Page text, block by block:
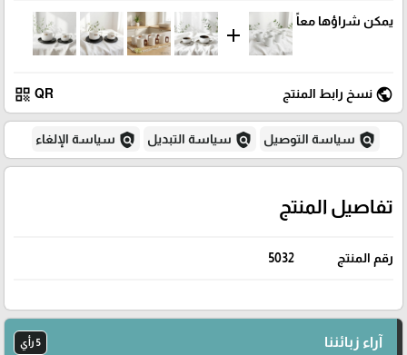
يمكن شراؤها معاً
add
public نسخ رابط المنتج QR
qr_code
policy سياسة التوصيل policy سياسة التبديل policy سياسة الإلغاء
تفاصيل المنتج
رقم المنتج 5032
آراء زبائننا 5 رأي